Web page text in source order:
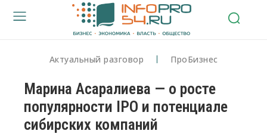
Актуальный разговор ПроБизнес
Марина Асаралиева — о росте
популярности IPO и потенциале
сибирских компаний